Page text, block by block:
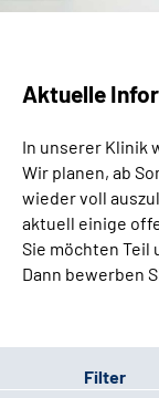
Aktuelle
In unserer Klinik
Wir planen, ab
wieder voll
aktuell einige
Sie möchten Teil
Dann bewerben
Filter